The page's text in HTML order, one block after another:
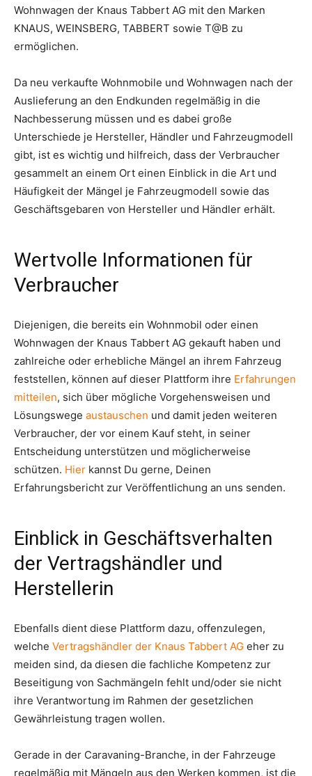
Wohnwagen der Knaus Tabbert AG mit den Marken
KNAUS, WEINSBERG, TABBERT sowie T@B zu
ermöglichen.
Da neu verkaufte Wohnmobile und Wohnwagen nach der
Auslieferung an den Endkunden regelmäßig in die
Nachbesserung müssen und es dabei große
Unterschiede je Hersteller, Händler und Fahrzeugmodell
gibt, ist es wichtig und hilfreich, dass der Verbraucher
gesammelt an einem Ort einen Einblick in die Art und
Häufigkeit der Mängel je Fahrzeugmodell sowie das
Geschäftsgebaren von Hersteller und Händler erhält.
Wertvolle Informationen für
Verbraucher
Diejenigen, die bereits ein Wohnmobil oder einen
Wohnwagen der Knaus Tabbert AG gekauft haben und
zahlreiche oder erhebliche Mängel an ihrem Fahrzeug
feststellen, können auf dieser Plattform ihre Erfahrungen
mitteilen, sich über mögliche Vorgehensweisen und
Lösungswege austauschen und damit jeden weiteren
Verbraucher, der vor einem Kauf steht, in seiner
Entscheidung unterstützen und möglicherweise
schützen. Hier kannst Du gerne, Deinen
Erfahrungsbericht zur Veröffentlichung an uns senden.
Einblick in Geschäftsverhalten
der Vertragshändler und
Herstellerin
Ebenfalls dient diese Plattform dazu, offenzulegen,
welche Vertragshändler der Knaus Tabbert AG eher zu
meiden sind, da diesen die fachliche Kompetenz zur
Beseitigung von Sachmängeln fehlt und/oder sie nicht
ihre Verantwortung im Rahmen der gesetzlichen
Gewährleistung tragen wollen.
Gerade in der Caravaning-Branche, in der Fahrzeuge
regelmäßig mit Mängeln aus den Werken kommen, ist die